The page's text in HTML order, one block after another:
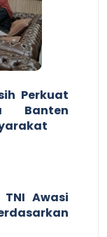
Perkuat
Banten
Awasi